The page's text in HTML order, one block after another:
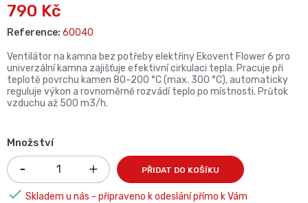
790 Kč
Reference: 60040
Ventilátor na kamna bez potřeby elektřiny Ekovent Flower 6 pro
univerzální kamna zajišťuje efektivní cirkulaci tepla. Pracuje při
teplotě povrchu kamen 80–200 °C (max. 300 °C), automaticky
reguluje výkon a rovnoměrně rozvádí teplo po místnosti. Průtok
vzduchu až 500 m3/h.
Množství
PŘIDAT DO KOŠÍKU
 Skladem u nás - připraveno k odeslání přímo k Vám